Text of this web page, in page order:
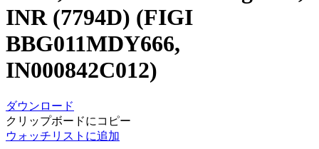
INR (7794D) (FIGI
BBG011MDY666,
IN000842C012)
ダウンロード
クリップボードにコピー
ウォッチリストに追加